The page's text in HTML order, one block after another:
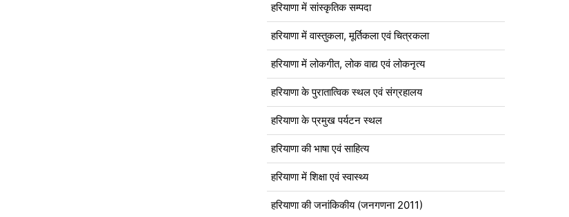
हरियाणा में सांस्कृतिक सम्पदा
हरियाणा में वास्तुकला, मूर्तिकला एवं चित्रकला
हरियाणा में लोकगीत, लोक वाद्य एवं लोकनृत्य
हरियाणा के पुरातात्विक स्थल एवं संग्रहालय
हरियाणा के प्रमुख पर्यटन स्थल
हरियाणा की भाषा एवं साहित्य
हरियाणा में शिक्षा एवं स्वास्थ्य
हरियाणा की जनांकिकीय (जनगणना 2011)